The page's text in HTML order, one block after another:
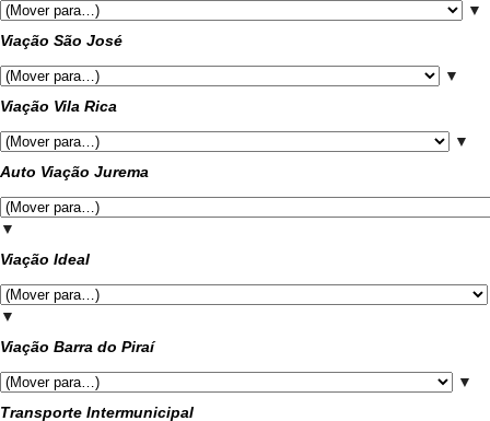
▼
Viação São José
▼
Viação Vila Rica
▼
Auto Viação Jurema
▼
Viação Ideal
▼
Viação Barra do Piraí
▼
Transporte Intermunicipal